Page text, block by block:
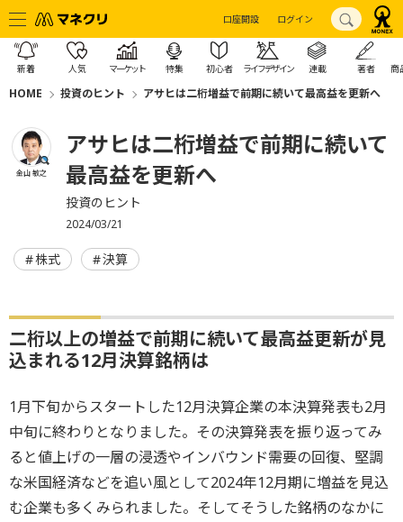
口座開設 ログイン
新着 人気 マーケット 特集 初心者 ライフデザイン 連載 著者 商
HOME 投資のヒント アサヒは二桁増益で前期に続いて最高益を更新へ
金山 敏之
アサヒは二桁増益で前期に続いて
最高益を更新へ
投資のヒント
2024/03/21
株式 決算
二桁以上の増益で前期に続いて最高益更新が見
込まれる12月決算銘柄は
1月下旬からスタートした12月決算企業の本決算発表も2月
中旬に終わりとなりました。その決算発表を振り返ってみ
ると値上げの一層の浸透やインバウンド需要の回復、堅調
な米国経済などを追い風として2024年12月期に増益を見込
む企業も多くみられました。そしてそうした銘柄のなかに